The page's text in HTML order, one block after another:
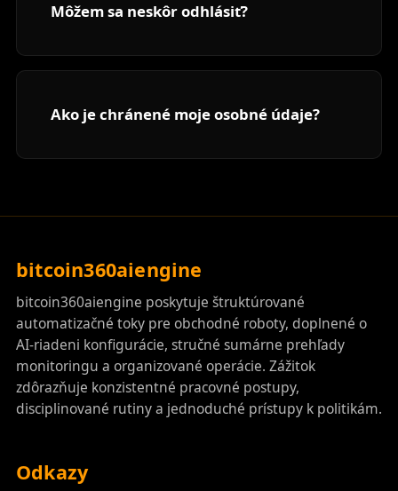
Môžem sa neskôr odhlásiť?
Ako je chránené moje osobné údaje?
bitcoin360aiengine
bitcoin360aiengine poskytuje štruktúrované
automatizačné toky pre obchodné roboty, doplnené o
AI-riadeni konfigurácie, stručné sumárne prehľady
monitoringu a organizované operácie. Zážitok
zdôrazňuje konzistentné pracovné postupy,
disciplinované rutiny a jednoduché prístupy k politikám.
Odkazy